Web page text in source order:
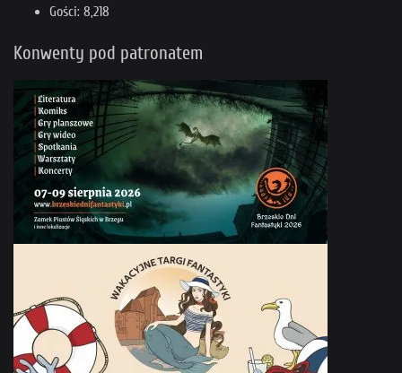
Gości: 8,218
Konwenty pod patronatem